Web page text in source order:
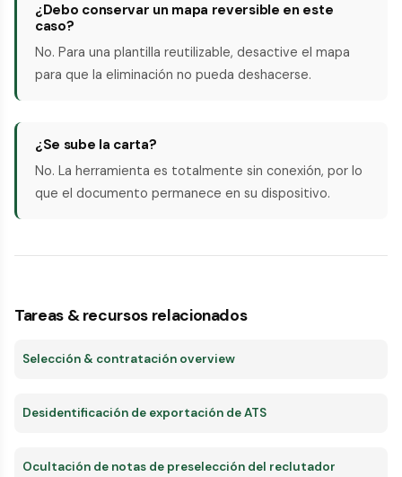
¿Debo conservar un mapa reversible en este
caso?
No. Para una plantilla reutilizable, desactive el mapa
para que la eliminación no pueda deshacerse.
¿Se sube la carta?
No. La herramienta es totalmente sin conexión, por lo
que el documento permanece en su dispositivo.
Tareas & recursos relacionados
Selección & contratación overview
Desidentificación de exportación de ATS
Ocultación de notas de preselección del reclutador